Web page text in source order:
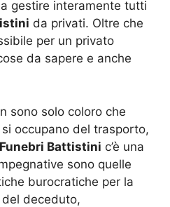
gestire interamente tutti
da privati. Oltre che
per un privato
da sapere e anche
sono solo coloro che
occupano del trasporto,
Battistini c’è una
sono quelle
burocratiche per la
deceduto,